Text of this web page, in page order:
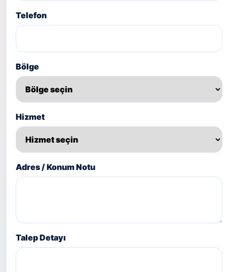
Telefon
Bölge
Hizmet
Adres / Konum Notu
Talep Detayı